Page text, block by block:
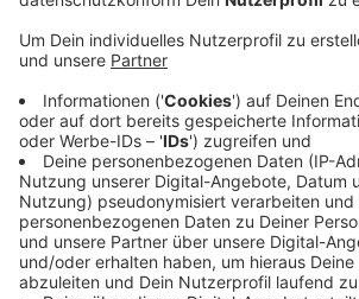
Wenn auf dem Platz eine sehr hitzige
entsteht, sollen Schiedsrichter
unterbrechen können. Durch ein
die Spieler laut dem FVN in ihre
geschickt - Trainer, Kapitäne und